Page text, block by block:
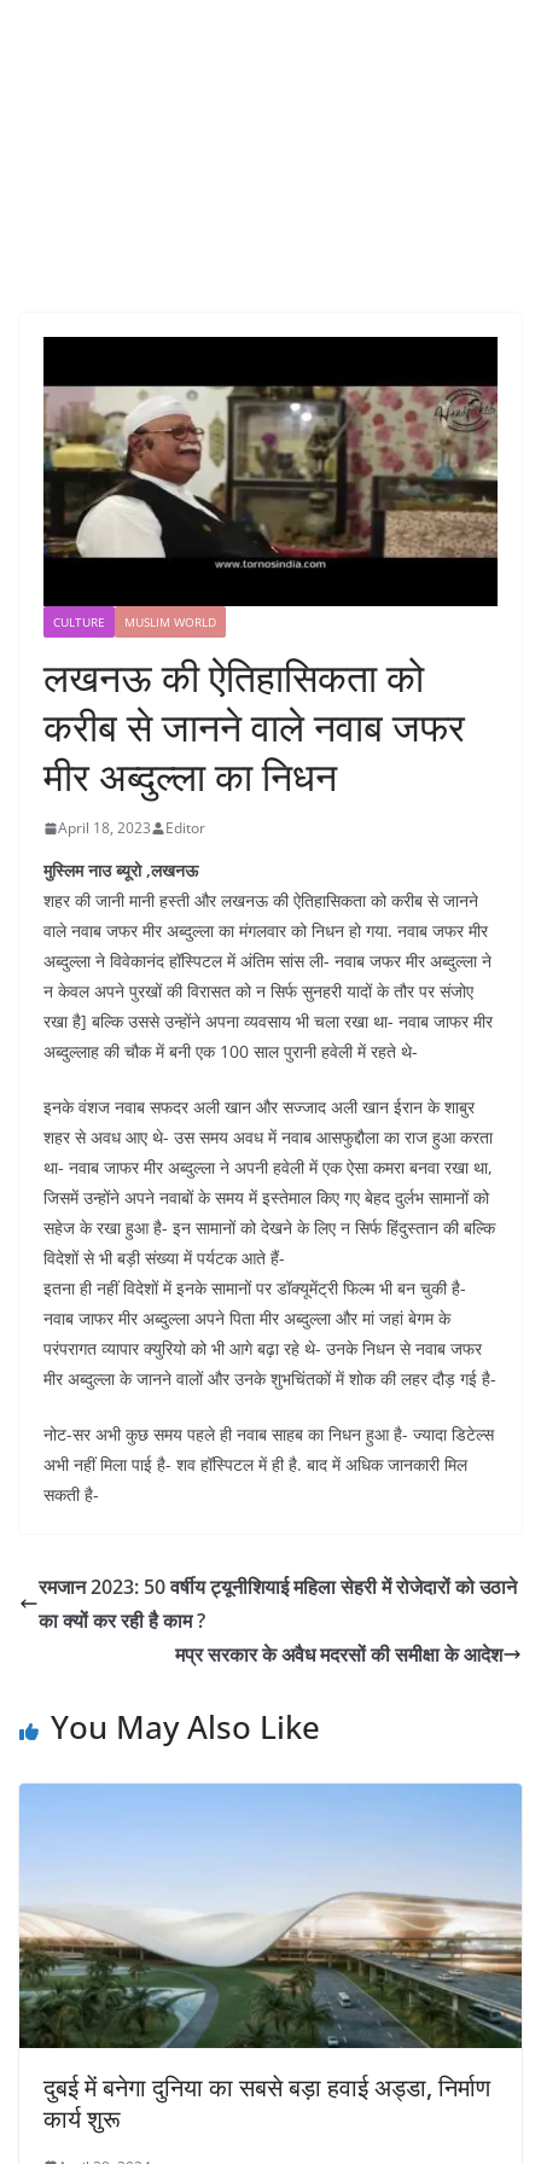
CULTURE MUSLIM WORLD
लखनऊ की ऐतिहासिकता को
करीब से जानने वाले नवाब जफर
मीर अब्दुल्ला का निधन
April 18, 2023 Editor
मुस्लिम नाउ ब्यूरो ,लखनऊ
शहर की जानी मानी हस्ती और लखनऊ की ऐतिहासिकता को करीब से जानने
वाले नवाब जफर मीर अब्दुल्ला का मंगलवार को निधन हो गया. नवाब जफर मीर
अब्दुल्ला ने विवेकानंद हॉस्पिटल में अंतिम सांस ली- नवाब जफर मीर अब्दुल्ला ने
न केवल अपने पुरखों की विरासत को न सिर्फ सुनहरी यादों के तौर पर संजोए
रखा है] बल्कि उससे उन्होंने अपना व्यवसाय भी चला रखा था- नवाब जाफर मीर
अब्दुल्लाह की चौक में बनी एक 100 साल पुरानी हवेली में रहते थे-
इनके वंशज नवाब सफदर अली खान और सज्जाद अली खान ईरान के शाबुर
शहर से अवध आए थे- उस समय अवध में नवाब आसफुद्दौला का राज हुआ करता
था- नवाब जाफर मीर अब्दुल्ला ने अपनी हवेली में एक ऐसा कमरा बनवा रखा था,
जिसमें उन्होंने अपने नवाबों के समय में इस्तेमाल किए गए बेहद दुर्लभ सामानों को
सहेज के रखा हुआ है- इन सामानों को देखने के लिए न सिर्फ हिंदुस्तान की बल्कि
विदेशों से भी बड़ी संख्या में पर्यटक आते हैं-
इतना ही नहीं विदेशों में इनके सामानों पर डॉक्यूमेंट्री फिल्म भी बन चुकी है-
नवाब जाफर मीर अब्दुल्ला अपने पिता मीर अब्दुल्ला और मां जहां बेगम के
परंपरागत व्यापार क्युरियो को भी आगे बढ़ा रहे थे- उनके निधन से नवाब जफर
मीर अब्दुल्ला के जानने वालों और उनके शुभचिंतकों में शोक की लहर दौड़ गई है-
नोट-सर अभी कुछ समय पहले ही नवाब साहब का निधन हुआ है- ज्यादा डिटेल्स
अभी नहीं मिला पाई है- शव हॉस्पिटल में ही है. बाद में अधिक जानकारी मिल
सकती है-
रमजान 2023: 50 वर्षीय ट्यूनीशियाई महिला सेहरी में रोजेदारों को उठाने
का क्यों कर रही है काम ?
मप्र सरकार के अवैध मदरसों की समीक्षा के आदेश
You May Also Like
दुबई में बनेगा दुनिया का सबसे बड़ा हवाई अड्डा, निर्माण
कार्य शुरू